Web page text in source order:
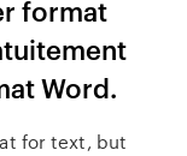
format
Word.
for text, but